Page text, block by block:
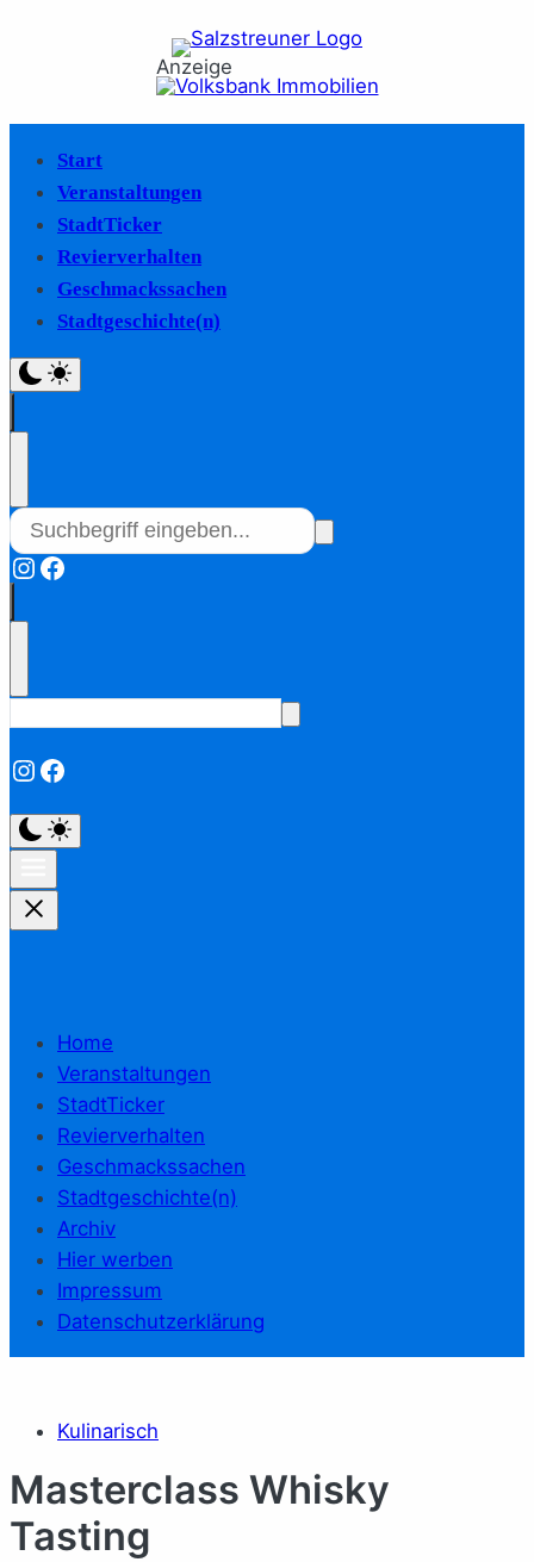
Anzeige
Start
Veranstaltungen
StadtTicker
Revierverhalten
Geschmackssachen
Stadtgeschichte(n)
Instagram
Facebook
Instagram
Facebook
Home
Veranstaltungen
StadtTicker
Revierverhalten
Geschmackssachen
Stadtgeschichte(n)
Archiv
Hier werben
Impressum
Datenschutzerklärung
Kulinarisch
Masterclass Whisky
Tasting